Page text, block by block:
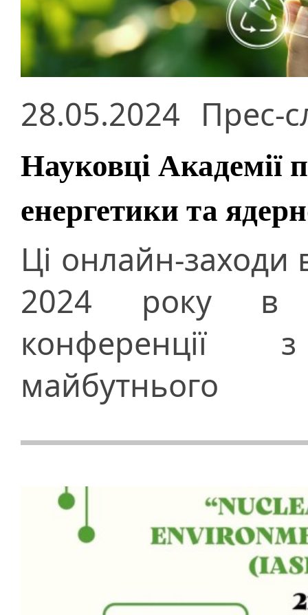
28.05.2024 Прес-
Науковці Академії
енергетики та
Ці онлайн-заходи
2024 року в
конференції
майбутнього